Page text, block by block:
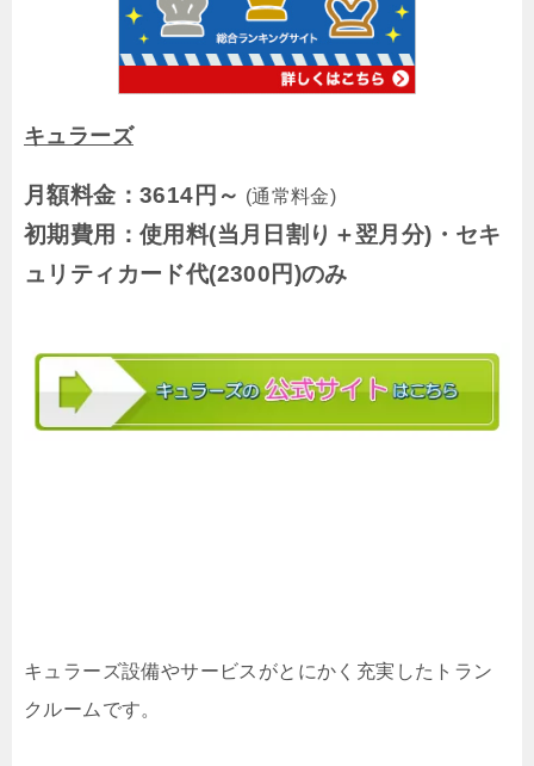
キュラーズ
月額料金：3614円～ (通常料金)
初期費用：使用料(当月日割り＋翌月分)・セキ
ュリティカード代(2300円)のみ
キュラーズ設備やサービスがとにかく充実したトラン
クルームです。